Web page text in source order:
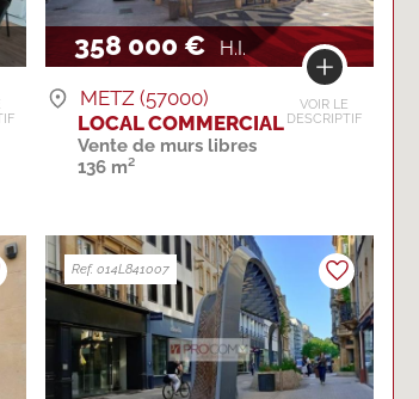
358 000 € H.I.
VOIR LE
DESCRIPTIF
METZ (57000)
LOCAL COMMERCIAL
Vente de murs libres
136 m²
Ref. 014L841007